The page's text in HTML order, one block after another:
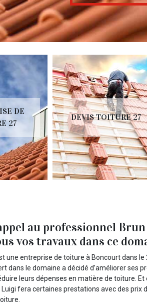
DE
27
DEVIS TOITURE 27
au professionnel
vos travaux dans ce
une entreprise de toiture à Boncourt dans
dans le domaine a décidé d’améliorer ses
leurs dépenses en matière de toiture.
fera certaines prestations avec des